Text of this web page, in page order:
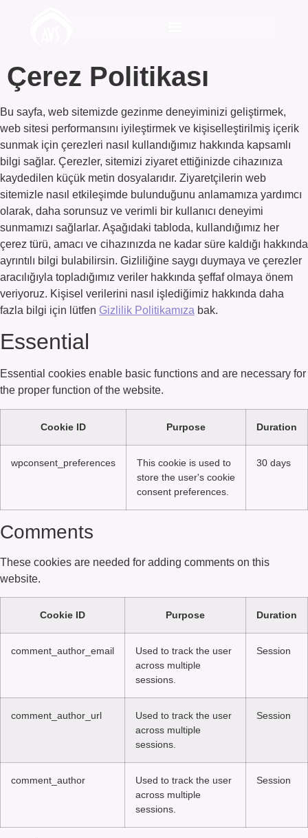
Çerez Politikası
Bu sayfa, web sitemizde gezinme deneyiminizi geliştirmek,
web sitesi performansını iyileştirmek ve kişiselleştirilmiş içerik
sunmak için çerezleri nasıl kullandığımız hakkında kapsamlı
bilgi sağlar. Çerezler, sitemizi ziyaret ettiğinizde cihazınıza
kaydedilen küçük metin dosyalarıdır. Ziyaretçilerin web
sitemizle nasıl etkileşimde bulunduğunu anlamamıza yardımcı
olarak, daha sorunsuz ve verimli bir kullanıcı deneyimi
sunmamızı sağlarlar. Aşağıdaki tabloda, kullandığımız her
çerez türü, amacı ve cihazınızda ne kadar süre kaldığı hakkında
ayrıntılı bilgi bulabilirsin. Gizliliğine saygı duymaya ve çerezler
aracılığıyla topladığımız veriler hakkında şeffaf olmaya önem
veriyoruz. Kişisel verilerini nasıl işlediğimiz hakkında daha
fazla bilgi için lütfen Gizlilik Politikamıza bak.
Essential
Essential cookies enable basic functions and are necessary for
the proper function of the website.
Cookie ID Purpose Duration
wpconsent_preferences
This cookie is used to
store the user's cookie
consent preferences.
30 days
Comments
These cookies are needed for adding comments on this
website.
Cookie ID Purpose Duration
comment_author_email
Used to track the user
across multiple
sessions.
Session
comment_author_url
Used to track the user
across multiple
sessions.
Session
comment_author
Used to track the user
across multiple
sessions.
Session